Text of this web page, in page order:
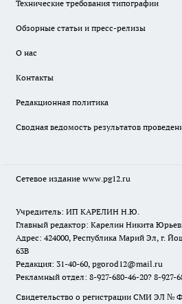
Технические требования типографии
Обзорные статьи и пресс-релизы
О нас
Контакты
Редакционная политика
Сводная ведомость результатов
Сетевое издание www.pg12.ru
Учредитель: ИП КАРЕЛИН Н.Ю.
Главный редактор: Карелин Никита
Адрес: 424000, Республика Марий Эл, г.
63В
Редакция: 31-40-60, pgorod12@mail.ru
Рекламный отдел: 8-927-680-46-20? 8-927-
Свидетельство о регистрации СМИ ЭЛ №